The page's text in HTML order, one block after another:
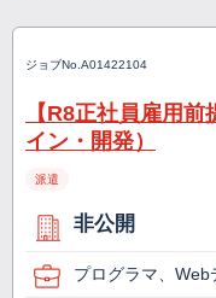
ジョブNo. A01422104
【R8正社員雇用
イン・開発）
派遣
非公開
プログラマ、